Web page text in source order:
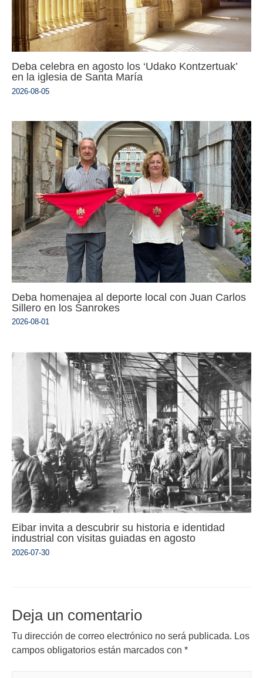
Deba celebra en agosto los ‘Udako Kontzertuak’
en la iglesia de Santa María
2026-08-05
Deba homenajea al deporte local con Juan Carlos
Sillero en los Sanrokes
2026-08-01
Eibar invita a descubrir su historia e identidad
industrial con visitas guiadas en agosto
2026-07-30
Deja un comentario
Tu dirección de correo electrónico no será publicada. Los
campos obligatorios están marcados con *